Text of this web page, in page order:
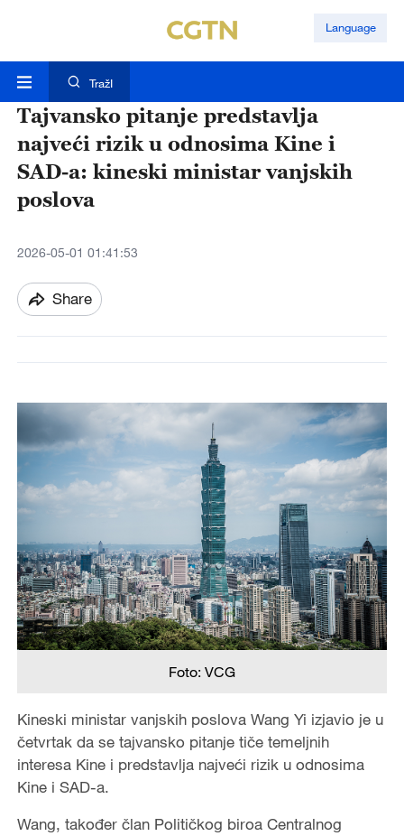
Language
TražI
Tajvansko pitanje predstavlja
najveći rizik u odnosima Kine i
SAD-a: kineski ministar vanjskih
poslova
2026-05-01 01:41:53
Share
Foto: VCG
Kineski ministar vanjskih poslova Wang Yi izjavio je u
četvrtak da se tajvansko pitanje tiče temeljnih
interesa Kine i predstavlja najveći rizik u odnosima
Kine i SAD-a.
Wang, također član Političkog biroa Centralnog